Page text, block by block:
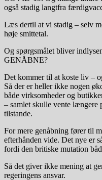
også stadig langtfra
Læs dertil at vi stadig – selv
høje smittetal.
Og spørgsmålet bliver
GENÅBNE?
Det kommer til at koste liv –
Så der er heller ikke nogen
både virksomheder og
– samlet skulle vente længere
tilstande.
For mere genåbning fører til
efterhånden vide. Det nye er
fordi den britiske mutation
Så det giver ikke mening at
regeringens ansvar.